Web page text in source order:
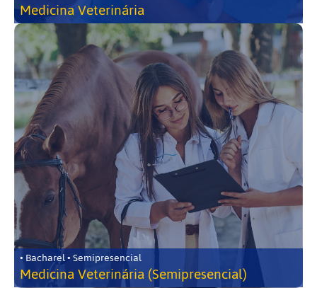
Medicina Veterinária
• Bacharel • Semipresencial
Medicina Veterinária (Semipresencial)